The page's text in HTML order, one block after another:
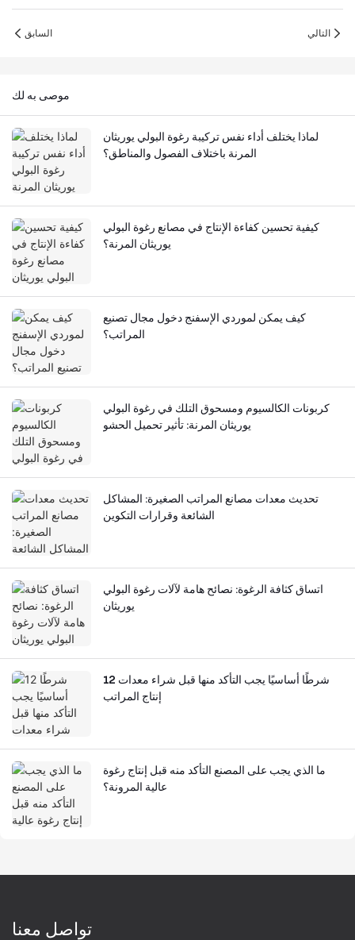
السابق التالي
موصى به لك
لماذا يختلف أداء نفس تركيبة رغوة البولي يوريثان
المرنة باختلاف الفصول والمناطق؟
كيفية تحسين كفاءة الإنتاج في مصانع رغوة البولي
يوريثان المرنة؟
كيف يمكن لموردي الإسفنج دخول مجال تصنيع
المراتب؟
كربونات الكالسيوم ومسحوق التلك في رغوة البولي
يوريثان المرنة: تأثير تحميل الحشو
تحديث معدات مصانع المراتب الصغيرة: المشاكل
الشائعة وقرارات التكوين
اتساق كثافة الرغوة: نصائح هامة لآلات رغوة البولي
يوريثان
12 شرطًا أساسيًا يجب التأكد منها قبل شراء معدات
إنتاج المراتب
ما الذي يجب على المصنع التأكد منه قبل إنتاج رغوة
عالية المرونة؟
تواصل معنا